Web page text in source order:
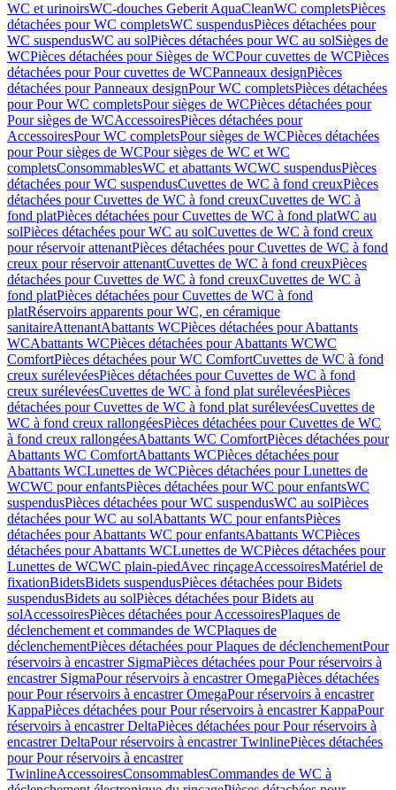
WC et urinoirsWC-douches Geberit AquaCleanWC completsPièces
détachées pour WC completsWC suspendusPièces détachées pour
WC suspendusWC au solPièces détachées pour WC au solSièges de
WCPièces détachées pour Sièges de WCPour cuvettes de WCPièces
détachées pour Pour cuvettes de WCPanneaux designPièces
détachées pour Panneaux designPour WC completsPièces détachées
pour Pour WC completsPour sièges de WCPièces détachées pour
Pour sièges de WCAccessoiresPièces détachées pour
AccessoiresPour WC completsPour sièges de WCPièces détachées
pour Pour sièges de WCPour sièges de WC et WC
completsConsommablesWC et abattants WCWC suspendusPièces
détachées pour WC suspendusCuvettes de WC à fond creuxPièces
détachées pour Cuvettes de WC à fond creuxCuvettes de WC à
fond platPièces détachées pour Cuvettes de WC à fond platWC au
solPièces détachées pour WC au solCuvettes de WC à fond creux
pour réservoir attenantPièces détachées pour Cuvettes de WC à fond
creux pour réservoir attenantCuvettes de WC à fond creuxPièces
détachées pour Cuvettes de WC à fond creuxCuvettes de WC à
fond platPièces détachées pour Cuvettes de WC à fond
platRéservoirs apparents pour WC, en céramique
sanitaireAttenantAbattants WCPièces détachées pour Abattants
WCAbattants WCPièces détachées pour Abattants WCWC
ComfortPièces détachées pour WC ComfortCuvettes de WC à fond
creux surélevéesPièces détachées pour Cuvettes de WC à fond
creux surélevéesCuvettes de WC à fond plat surélevéesPièces
détachées pour Cuvettes de WC à fond plat surélevéesCuvettes de
WC à fond creux rallongéesPièces détachées pour Cuvettes de WC
à fond creux rallongéesAbattants WC ComfortPièces détachées pour
Abattants WC ComfortAbattants WCPièces détachées pour
Abattants WCLunettes de WCPièces détachées pour Lunettes de
WCWC pour enfantsPièces détachées pour WC pour enfantsWC
suspendusPièces détachées pour WC suspendusWC au solPièces
détachées pour WC au solAbattants WC pour enfantsPièces
détachées pour Abattants WC pour enfantsAbattants WCPièces
détachées pour Abattants WCLunettes de WCPièces détachées pour
Lunettes de WCWC plain-piedAvec rinçageAccessoiresMatériel de
fixationBidetsBidets suspendusPièces détachées pour Bidets
suspendusBidets au solPièces détachées pour Bidets au
solAccessoiresPièces détachées pour AccessoiresPlaques de
déclenchement et commandes de WCPlaques de
déclenchementPièces détachées pour Plaques de déclenchementPour
réservoirs à encastrer SigmaPièces détachées pour Pour réservoirs à
encastrer SigmaPour réservoirs à encastrer OmegaPièces détachées
pour Pour réservoirs à encastrer OmegaPour réservoirs à encastrer
KappaPièces détachées pour Pour réservoirs à encastrer KappaPour
réservoirs à encastrer DeltaPièces détachées pour Pour réservoirs à
encastrer DeltaPour réservoirs à encastrer TwinlinePièces détachées
pour Pour réservoirs à encastrer
TwinlineAccessoiresConsommablesCommandes de WC à